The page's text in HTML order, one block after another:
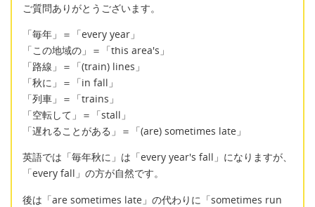
ご質問ありがとうございます。
「毎年」＝「every year」
「この地域の」＝「this area's」
「路線」＝「(train) lines」
「秋に」＝「in fall」
「列車」＝「trains」
「空転して」＝「stall」
「遅れることがある」＝「(are) sometimes late」
英語では「毎年秋に」は「every year's fall」になりますが、
「every fall」の方が自然です。
後は「are sometimes late」の代わりに「sometimes run